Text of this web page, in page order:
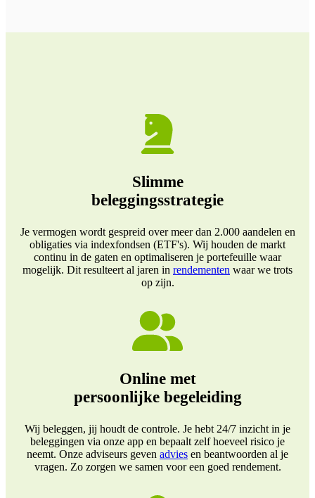
Slimme
beleggingsstrategie
Je vermogen wordt gespreid over meer dan 2.000 aandelen en
obligaties via indexfondsen (ETF's). Wij houden de markt
continu in de gaten en optimaliseren je portefeuille waar
mogelijk. Dit resulteert al jaren in rendementen waar we trots
op zijn.
Online met
persoonlijke begeleiding
Wij beleggen, jij houdt de controle. Je hebt 24/7 inzicht in je
beleggingen via onze app en bepaalt zelf hoeveel risico je
neemt. Onze adviseurs geven advies en beantwoorden al je
vragen. Zo zorgen we samen voor een goed rendement.